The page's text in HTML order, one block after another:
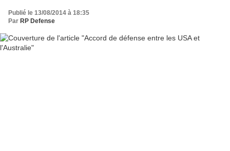
Publié le 13/08/2014 à 18:35
Par RP Defense